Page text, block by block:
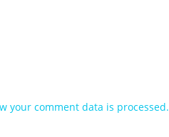
your comment data is processed.